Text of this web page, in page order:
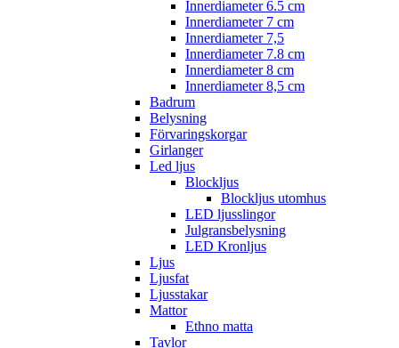
Innerdiameter 6.5 cm
Innerdiameter 7 cm
Innerdiameter 7,5
Innerdiameter 7.8 cm
Innerdiameter 8 cm
Innerdiameter 8,5 cm
Badrum
Belysning
Förvaringskorgar
Girlanger
Led ljus
Blockljus
Blockljus utomhus
LED ljusslingor
Julgransbelysning
LED Kronljus
Ljus
Ljusfat
Ljusstakar
Mattor
Ethno matta
Tavlor